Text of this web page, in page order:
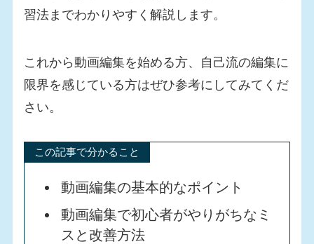
習法までわかりやすく解説します。
これから動画編集を始める方、自己流の編集に
限界を感じている方はぜひ参考にしてみてくだ
さい。
この記事で分かること
動画編集の基本的なポイント
動画編集で初心者がやりがちなミ
スと改善方法